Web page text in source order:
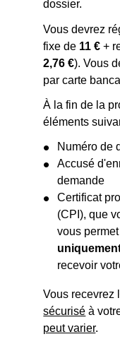
dossier.
Vous devrez
fixe de 11 € +
2,76 €). Vous
par carte
À la fin de la
éléments
Numéro de
Accusé
demande
Certificat
(CPI), que
vous
recevoir
Vous recevrez
sécurisé à
peut varier.